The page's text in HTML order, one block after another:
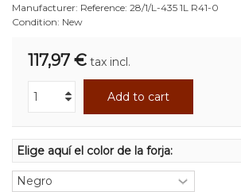
Manufacturer: Reference: 28/1/L-435 1L R41-0
Condition: New
117,97 € tax incl.
Add to cart
Elige aquí el color de la forja: